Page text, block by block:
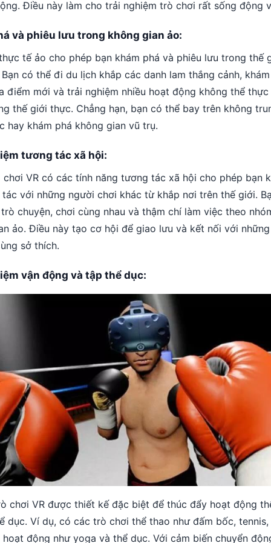
Điều này làm cho trải nghiệm trò chơi rất sống động
và phiêu lưu trong không gian ảo:
tế ảo cho phép bạn khám phá và phiêu lưu trong thế
có thể đi du lịch khắp các danh lam thắng cảnh,
điểm mới và trải nghiệm nhiều hoạt động không thể thực
thế giới thực. Chẳng hạn, bạn có thể bay trên không
hay khám phá không gian vũ trụ.
tương tác xã hội:
chơi VR có các tính năng tương tác xã hội cho phép bạn
với những người chơi khác từ khắp nơi trên thế giới.
chuyện, chơi cùng nhau và thậm chí làm việc theo
ảo. Điều này tạo cơ hội để giao lưu và kết nối với
sở thích.
vận động và tập thể dục:
chơi VR được thiết kế đặc biệt để thúc đẩy hoạt động
dục. Ví dụ, có các trò chơi thể thao như đấm bốc,
hoạt động như yoga và thể dục. Với cảm biến chuyển